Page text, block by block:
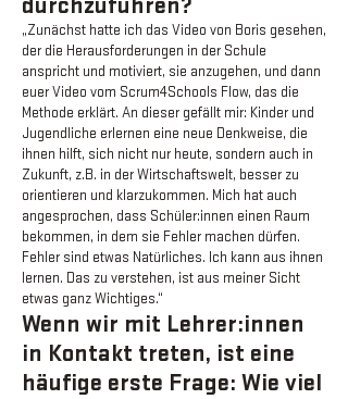
durchzuführen?
„Zunächst hatte ich das Video von Boris gesehen,
der die Herausforderungen in der Schule
anspricht und motiviert, sie anzugehen, und dann
euer Video vom Scrum4Schools Flow, das die
Methode erklärt. An dieser gefällt mir: Kinder und
Jugendliche erlernen eine neue Denkweise, die
ihnen hilft, sich nicht nur heute, sondern auch in
Zukunft, z.B. in der Wirtschaftswelt, besser zu
orientieren und klarzukommen. Mich hat auch
angesprochen, dass Schüler:innen einen Raum
bekommen, in dem sie Fehler machen dürfen.
Fehler sind etwas Natürliches. Ich kann aus ihnen
lernen. Das zu verstehen, ist aus meiner Sicht
etwas ganz Wichtiges.“
Wenn wir mit Lehrer:innen
in Kontakt treten, ist eine
häufige erste Frage: Wie viel